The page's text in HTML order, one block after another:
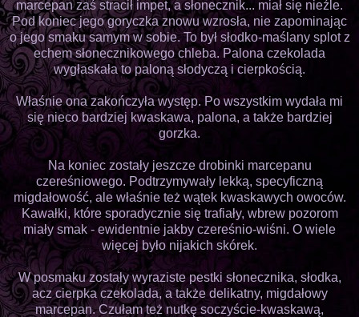
marcepan zaś stracił impet, a słonecznik... miał się nieźle.
Pod koniec jego goryczka znowu wzrosła, nie zapominając
o jego smaku samym w sobie. To był słodko-maślany splot z
echem słonecznikowego chleba. Palona czekolada
wygłaskała to paloną słodyczą i cierpkością.
Właśnie ona zakończyła występ. Po wszystkim wydała mi
się nieco bardziej kwaskawa, palona, a także bardziej
gorzka.
Na koniec zostały jeszcze drobinki marcepanu
czereśniowego. Podtrzymywały lekką, specyficzną
migdałowość, ale właśnie też wątek kwaskawych owoców.
Kawałki, które sporadycznie się trafiały, wbrew pozorom
miały smak - ewidentnie jakby czereśnio-wiśni. O wiele
więcej było nijakich skórek.
W posmaku zostały wyraziste pestki słonecznika, słodka,
acz cierpka czekolada, a także delikatny, migdałowy
marcepan. Czułam też nutkę soczyście-kwaskawą,